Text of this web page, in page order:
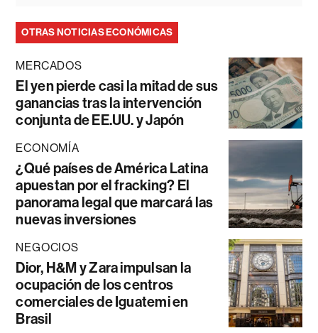
OTRAS NOTICIAS ECONÓMICAS
MERCADOS
El yen pierde casi la mitad de sus
ganancias tras la intervención
conjunta de EE.UU. y Japón
ECONOMÍA
¿Qué países de América Latina
apuestan por el fracking? El
panorama legal que marcará las
nuevas inversiones
NEGOCIOS
Dior, H&M y Zara impulsan la
ocupación de los centros
comerciales de Iguatemi en
Brasil